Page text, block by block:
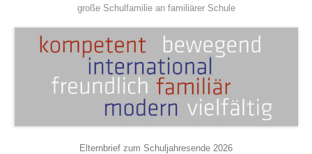
große Schulfamilie an familiärer Schule
Elternbrief zum Schuljahresende 2026